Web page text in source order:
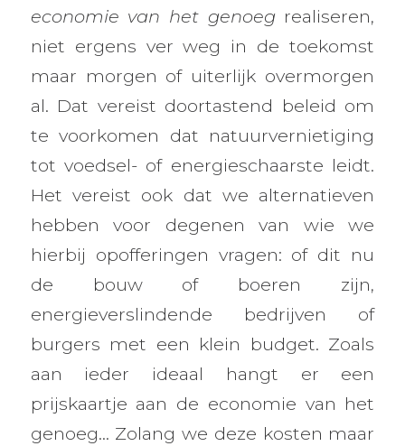
economie van het genoegrealiseren,
niet ergens ver weg in de toekomst
maar morgen of uiterlijk overmorgen
al. Dat vereist doortastend beleid om
te voorkomen dat natuurvernietiging
tot voedsel- of energieschaarste leidt.
Het vereist ook dat we alternatieven
hebben voor degenen van wie we
hierbij opofferingen vragen: of dit nu
de bouw of boeren zijn,
energieverslindende bedrijven of
burgers met een klein budget. Zoals
aan ieder ideaal hangt er een
prijskaartje aan de economie van het
genoeg… Zolang we deze kosten maar